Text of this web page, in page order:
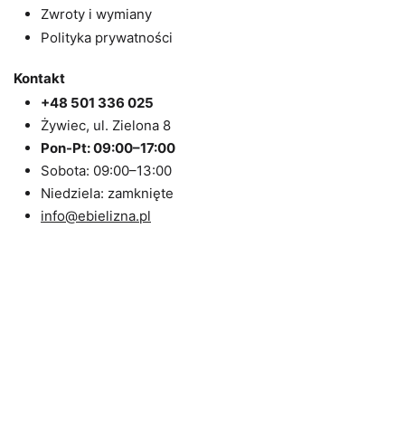
Zwroty i wymiany
Polityka prywatności
Kontakt
+48 501 336 025
Żywiec, ul. Zielona 8
Pon-Pt: 09:00–17:00
Sobota: 09:00–13:00
Niedziela: zamknięte
info@ebielizna.pl